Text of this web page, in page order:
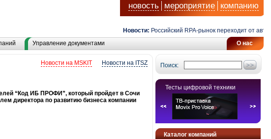
новость мероприятие компанию
Новости: Российский RPA-рынок переходит от
О нас
Управление документами
Поиск:
Тесты цифровой техники
Каталог компаний
Новости на ITSZ
Новости на MSKIT
“Код ИБ ПРОФИ”, который пройдет в Сочи
директора по развитию бизнеса компании